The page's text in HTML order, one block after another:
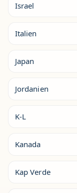
Israel
Italien
Japan
Jordanien
K-L
Kanada
Kap Verde